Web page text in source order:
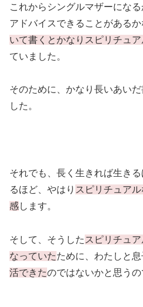
これからシングルマザーにな
アドバイスできることがあるか
いて書くとかなりスピリチュ
ていました。
そのために、かなり長いあい
した。
それでも、長く生きれば生き
るほど、やはり スピリチュア
感します。
そして、そうした スピリチュ
なっていたために、わたしと息
活できたのではないかと思うの